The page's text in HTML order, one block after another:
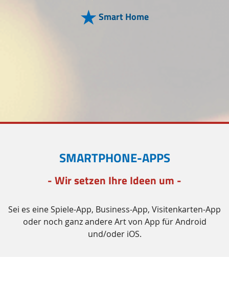
Smart Home
SMARTPHONE-APPS
- Wir setzen Ihre Ideen um -
Sei es eine Spiele-App, Business-App, Visitenkarten-App
oder noch ganz andere Art von App für Android
und/oder iOS.